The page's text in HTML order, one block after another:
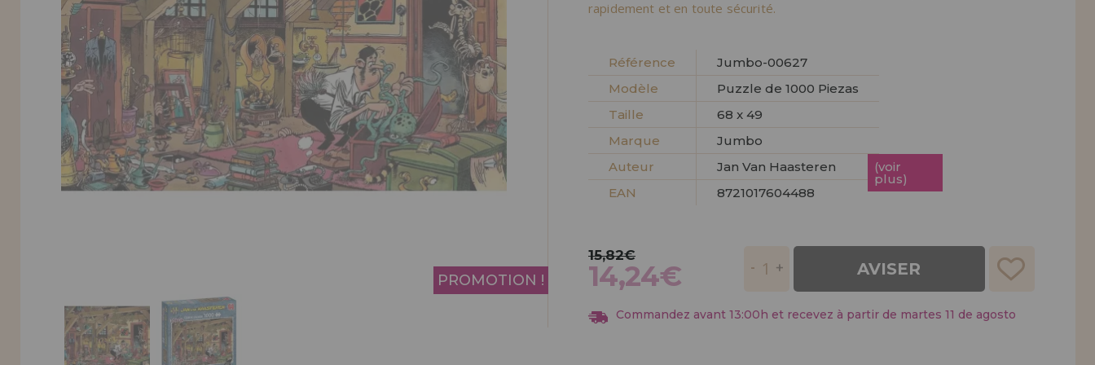
INFORMATION
info@maisondespuzzles.fr
Allez-y! Nous vous attendions.
NOUVEAU CLIENT
Allez-y! Nous vous attendions.
DISTRIBUTEUR
rapidement et en toute sécurité.
Référence
Jumbo-00627
Modèle
Puzzle de 1000 Piezas
Taille
68 x 49
Marque
Jumbo
Auteur
Jan Van Haasteren (voir
plus)
EAN
8721017604488
PROMOTION !
15,82€
14,24€ AVISER
Commandez avant 13:00h et recevez à partir de martes 11 de agosto